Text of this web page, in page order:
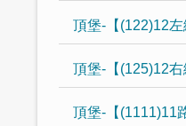
頂堡-【(122)12左
頂堡-【(125)12右
頂堡-【(1111)11